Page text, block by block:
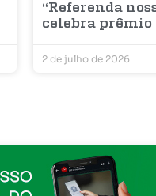
“Referenda
celebra prêmio
2 de julho de 2026